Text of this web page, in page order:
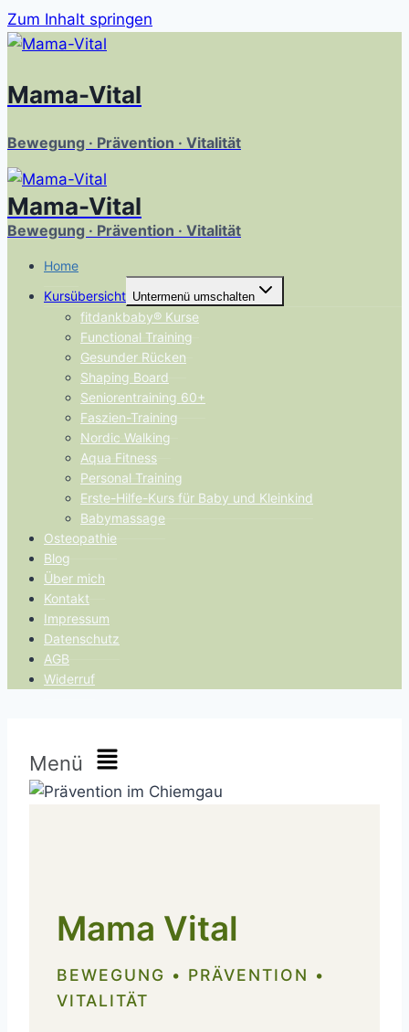
Zum Inhalt springen
Mama-Vital
Bewegung · Prävention · Vitalität
Mama-Vital
Bewegung · Prävention · Vitalität
Home
Kursübersicht Untermenü umschalten
fitdankbaby® Kurse
Functional Training
Gesunder Rücken
Shaping Board
Seniorentraining 60+
Faszien-Training
Nordic Walking
Aqua Fitness
Personal Training
Erste-Hilfe-Kurs für Baby und Kleinkind
Babymassage
Osteopathie
Blog
Über mich
Kontakt
Impressum
Datenschutz
AGB
Widerruf
Menü
Mama Vital
BEWEGUNG • PRÄVENTION •
VITALITÄT